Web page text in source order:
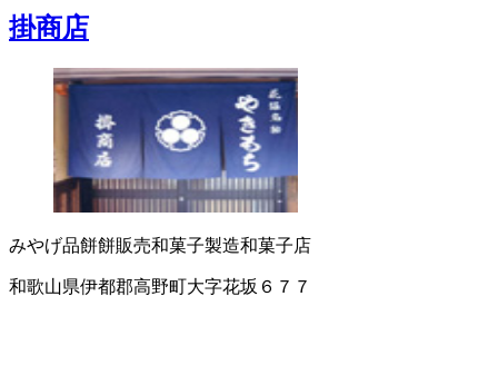
掛商店
みやげ品餅餅販売和菓子製造和菓子店
和歌山県伊都郡高野町大字花坂６７７